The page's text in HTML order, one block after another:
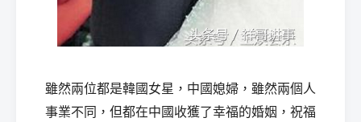
雖然兩位都是韓國女星，中國媳婦，雖然兩個人
事業不同，但都在中國收獲了幸福的婚姻，祝福